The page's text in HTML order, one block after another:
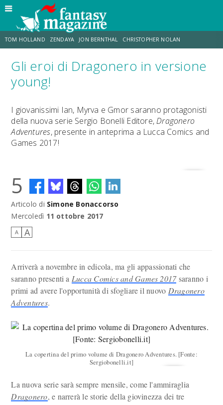
TOM HOLLAND ZENDAYA JON BERNTHAL CHRISTOPHER NOLAN
STRANIMONDI LUCCA COMICS & GAMES ODISSEA JACOB BATALON
Gli eroi di Dragonero in versione
young!
I giovanissimi Ian, Myrva e Gmor saranno protagonisti
della nuova serie Sergio Bonelli Editore,Dragonero
Adventures, presente in anteprima a Lucca Comics and
Games 2017!
5
Articolo di Simone Bonaccorso
Mercoledì 11 ottobre 2017
A A
Arriverà a novembre in edicola, ma gli appassionati che
saranno presenti a Lucca Comics and Games 2017saranno i
primi ad avere l'opportunità di sfogliare il nuovo Dragonero
Adventures.
La copertina del primo volume di Dragonero Adventures. [Fonte:
Sergiobonelli.it]
La nuova serie sarà sempre mensile, come l'ammiraglia
Dragonero, e narrerà le storie della giovinezza dei tre